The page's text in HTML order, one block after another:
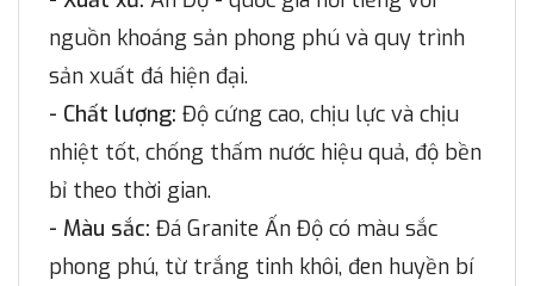
nguồn khoáng sản phong phú và quy trình
sản xuất đá hiện đại.
- Chất lượng: Độ cứng cao, chịu lực và chịu
nhiệt tốt, chống thấm nước hiệu quả, độ bền
bỉ theo thời gian.
- Màu sắc: Đá Granite Ấn Độ có màu sắc
phong phú, từ trắng tinh khôi, đen huyền bí